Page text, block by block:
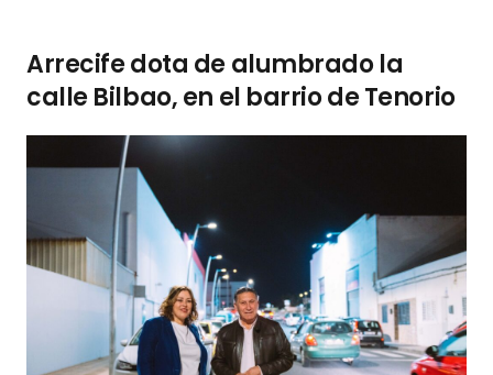
Arrecife dota de alumbrado la
calle Bilbao, en el barrio de Tenorio